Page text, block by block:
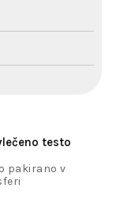
testo
pakirano v